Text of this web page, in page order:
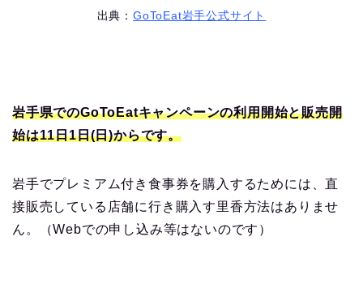
出典：GoToEat岩手公式サイト
岩手県でのGoToEatキャンペーンの利用開始と販売開
始は11日1日(日)からです。
岩手でプレミアム付き食事券を購入するためには、直
接販売している店舗に行き購入す里香方法はありませ
ん。（Webでの申し込み等はないのです）